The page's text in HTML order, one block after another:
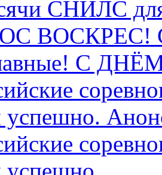
СНИЛС
ВОСКРЕС! С
C